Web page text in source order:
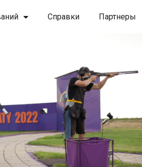
Справки Партнеры